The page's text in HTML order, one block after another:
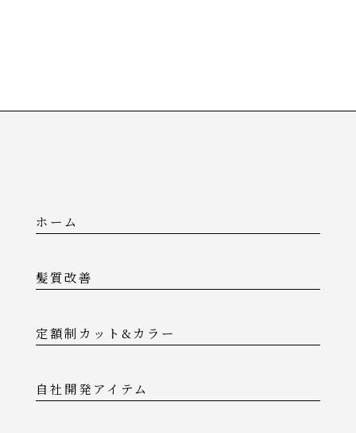
ホーム
髪質改善
定額制カット&カラー
自社開発アイテム